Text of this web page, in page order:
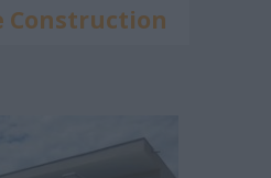
Construction